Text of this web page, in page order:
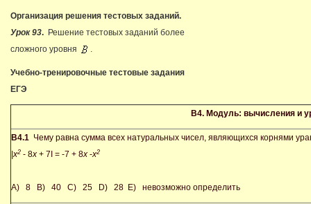
Организация решения тестовых заданий.
Урок 93. Решение тестовых заданий более
сложного уровня
.
Учебно-тренировочные тестовые задания
ЕГЭ
В4. Модуль: вычисления и
В4.1 Чему равна сумма всех натуральных чисел, являющихся корнями
|x2 - 8x + 7I = -7 + 8x -x2
A) 8 B) 40 C) 25 D) 28 E) невозможно определить